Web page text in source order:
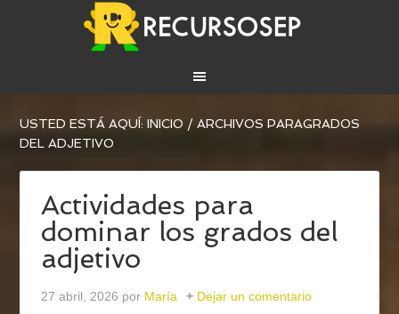
USTED ESTÁ AQUÍ:INICIO / ARCHIVOS PARAGRADOS
DEL ADJETIVO
Actividades para
dominar los grados del
adjetivo
27 abril, 2026 por María Dejar un comentario